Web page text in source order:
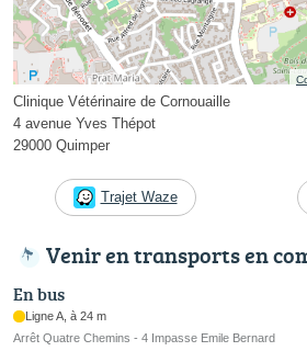
Clinique Vétérinaire de Cornouaille
4 avenue Yves Thépot
29000 Quimper
Trajet Waze
Venir en transports en
En bus
Ligne A, à 24 m
Arrêt Quatre Chemins - 4 Impasse Emile Bernard